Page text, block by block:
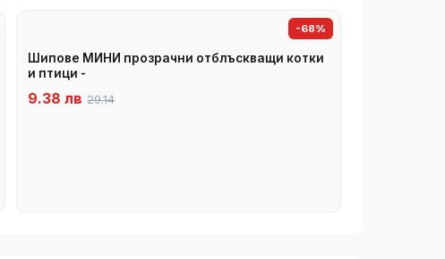
-68%
Шипове МИНИ прозрачни отблъскващи котки
и птици -
9.38 лв 29.14